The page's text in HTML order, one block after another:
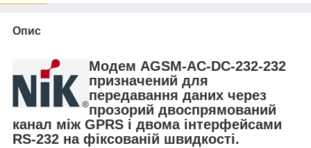
Опис
Модем AGSM-AC-DC-232-232
призначений для
передавання даних через
прозорий двоспрямований
канал між GPRS і двома інтерфейсами
RS-232 на фіксованій швидкості.